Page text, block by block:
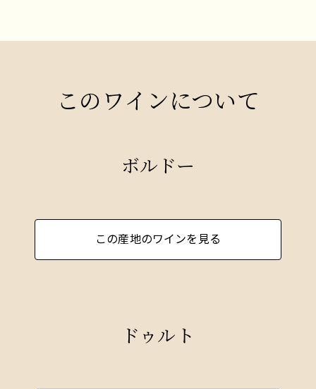
このワインについて
ボルドー
この産地のワインを見る
ドゥルト